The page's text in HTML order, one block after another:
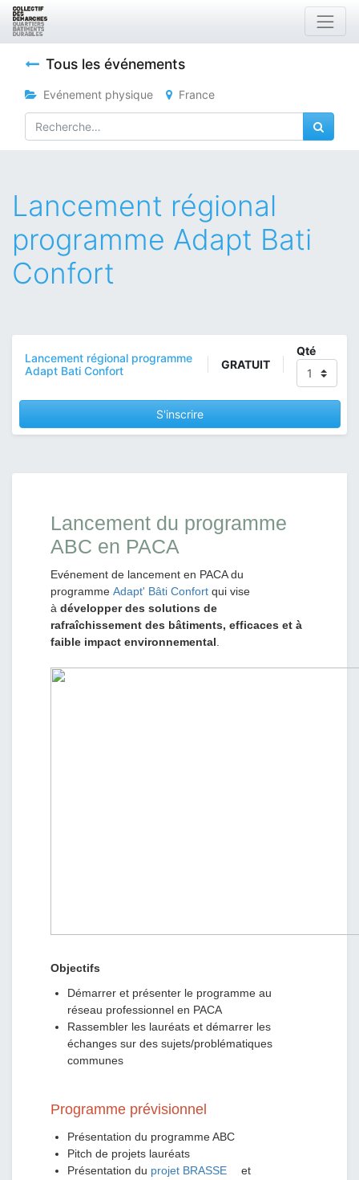
Tous les événements
Evénement physique France
Lancement régional
programme Adapt Bati
Confort
Lancement régional programme
Adapt Bati Confort
GRATUIT
Qté
S'inscrire
Lancement du programme
ABC en PACA
Evénement de lancement en PACA du
programme Adapt' Bâti Confort qui vise
à développer des solutions de
rafraîchissement des bâtiments, efficaces et à
faible impact environnemental.
Objectifs
Démarrer et présenter le programme au
réseau professionnel en PACA
Rassembler les lauréats et démarrer les
échanges sur des sujets/problématiques
communes
Programme prévisionnel
Présentation du programme ABC
Pitch de projets lauréats
Présentation du projet BRASSE
et